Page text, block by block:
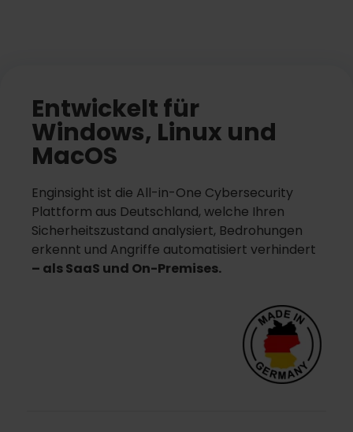
Entwickelt für
Windows, Linux und
MacOS
Enginsight ist die All-in-One Cybersecurity
Plattform aus Deutschland, welche Ihren
Sicherheitszustand analysiert, Bedrohungen
erkennt und Angriffe automatisiert verhindert
– als SaaS und On-Premises.